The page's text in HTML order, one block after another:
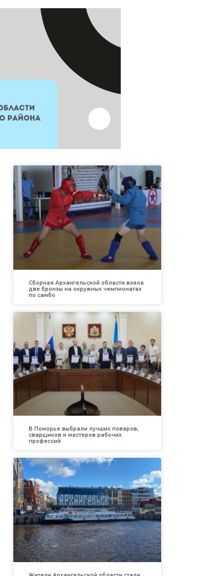
Сборная Архангельской области взяла
две бронзы на окружных чемпионатах
по самбо
В Поморье выбрали лучших поваров,
сварщиков и мастеров рабочих
профессий